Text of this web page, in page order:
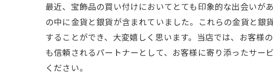
最近、宝飾品の買い付けにおいてとても印象的な出会い
の中に金貨と銀貨が含まれていました。これらの金貨と
することができ、大変嬉しく思います。当店では、お客様
も信頼されるパートナーとして、お客様に寄り添ったサ
ください。